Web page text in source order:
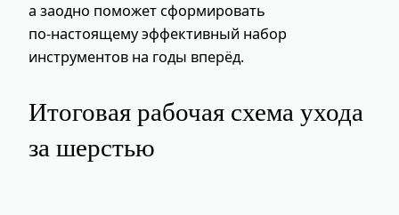
а заодно поможет сформировать
по‑настоящему эффективный набор
инструментов на годы вперёд.
Итоговая рабочая схема ухода
за шерстью